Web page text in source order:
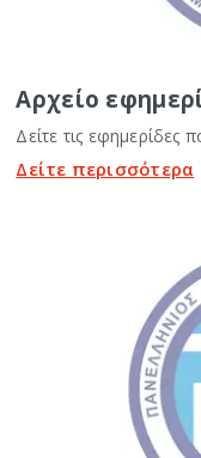
Αρχείο
Δείτε τις εφημερίδες
Δείτε περισσότερα